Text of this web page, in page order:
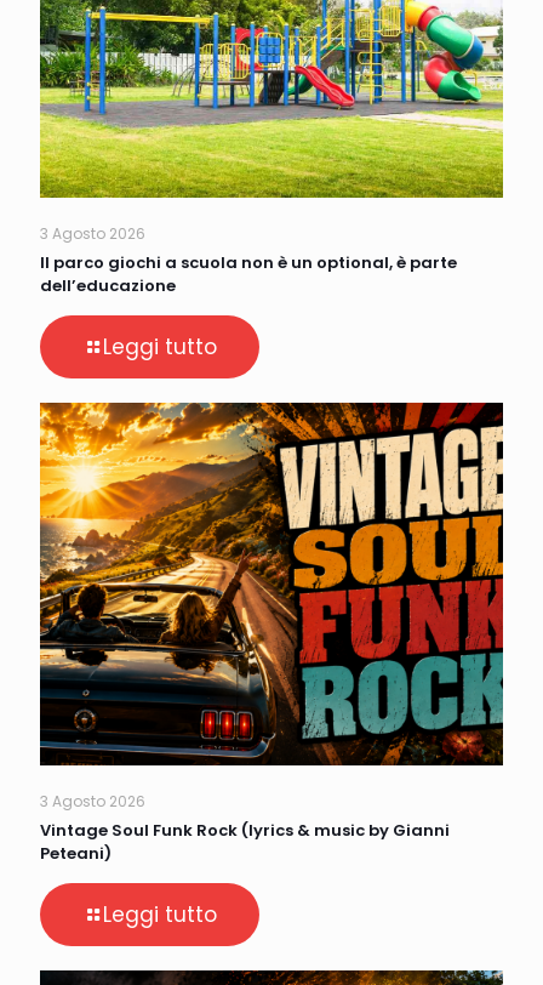
3 Agosto 2026
Il parco giochi a scuola non è un optional, è parte
dell’educazione
Leggi tutto
3 Agosto 2026
Vintage Soul Funk Rock (lyrics & music by Gianni
Peteani)
Leggi tutto